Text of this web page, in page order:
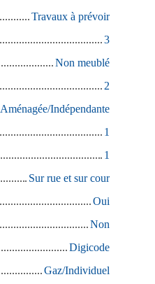
Travaux à prévoir
3
Non meublé
2
Aménagée/Indépendante
1
1
Sur rue et sur cour
Oui
Non
Digicode
Gaz/Individuel